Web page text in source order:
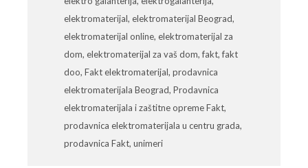
elektromaterijal, elektromaterijal Beograd,
elektromaterijal online, elektromaterijal za
dom, elektromaterijal za vaš dom,fakt,fakt
doo, Fakt elektromaterijal, prodavnica
elektromaterijala Beograd, Prodavnica
elektromaterijala i zaštitne opreme Fakt,
prodavnica elektromaterijala u centru grada,
prodavnica Fakt, unimeri